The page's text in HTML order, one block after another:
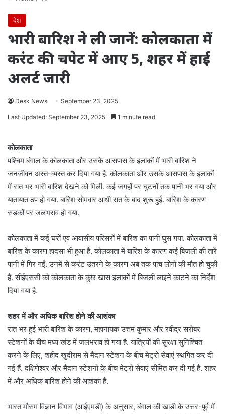
देश
भारी बारिश ने ली जानें: कोलकाता में
करंट की चपेट में आए 5, शहर में हाई
अलर्ट जारी
Desk News September 23, 2025
Last Updated: September 23, 2025 1 minute read
कोलकाता
पश्चिम बंगाल के कोलकाता और उसके आसपास के इलाकों में भारी बारिश ने
जनजीवन अस्त-व्यस्त कर दिया गया है. कोलकाता और उसके आसपास के इलाकों
में रात भर भारी बारिश देखने को मिली. कई जगहों पर घुटनों तक पानी भर गया और
यातायात ठप हो गया. बारिश सोमवार आधी रात के बाद शुरू हुई. बारिश के कारण
सड़कों पर जलभराव हो गया.
कोलकाता में कई घरों एवं आवासीय परिसरों में बारिश का पानी घुस गया. कोलकाता में
बारिश के कारण हादसा भी हुआ है. कोलकाता में बारिश के कारण कई बिजली की तारें
पानी में गिर गईं. उनमें से करंट उतरने के कारण अब तक पांच लोगों की मौत हो चुकी
है. सीईएससी को कोलकाता के कुछ खास इलाकों में बिजली लाइनें काटने का निर्देश
दिया गया है.
शहर में और अधिक बारिश होने की आशंका
रात भर हुई भारी बारिश के कारण, महानायक उत्तम कुमार और रवींद्र सरोबर
स्टेशनों के बीच मध्य खंड में जलभराव हो गया है. यात्रियों की सुरक्षा सुनिश्चित
करने के लिए, शहीद खुदीराम से मैदान स्टेशन के बीच मेट्रो सेवाएं स्थगित कर दी
गई हैं. दक्षिणेश्वर और मैदान स्टेशनों के बीच मेट्रो सेवाएं सीमित कर दी गई हैं. शहर
में और अधिक बारिश होने की आशंका है.
भारत मौसम विज्ञान विभाग (आईएमडी) के अनुसार, बंगाल की खाड़ी के उत्तर-पूर्व में